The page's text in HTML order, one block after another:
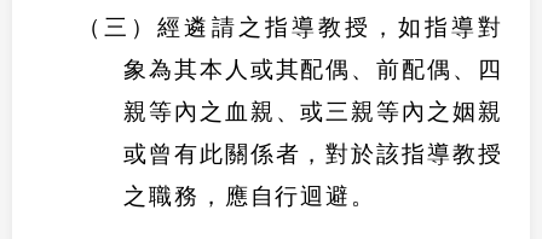
（三）經遴請之指導教授，如指導對
象為其本人或其配偶、前配偶、四
親等內之血親、或三親等內之姻親
或曾有此關係者，對於該指導教授
之職務，應自行迴避。